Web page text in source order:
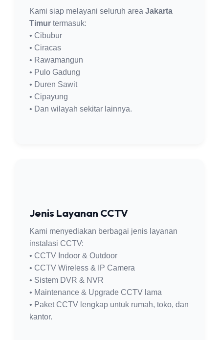
Kami siap melayani seluruh area Jakarta
Timur termasuk:
• Cibubur
• Ciracas
• Rawamangun
• Pulo Gadung
• Duren Sawit
• Cipayung
• Dan wilayah sekitar lainnya.
Jenis Layanan CCTV
Kami menyediakan berbagai jenis layanan
instalasi CCTV:
• CCTV Indoor & Outdoor
• CCTV Wireless & IP Camera
• Sistem DVR & NVR
• Maintenance & Upgrade CCTV lama
• Paket CCTV lengkap untuk rumah, toko, dan
kantor.